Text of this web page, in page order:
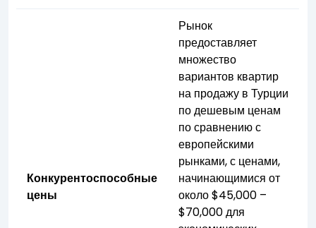
Конкурентоспособные
цены
Рынок
предоставляет
множество
вариантов квартир
на продажу в Турции
по дешевым ценам
по сравнению с
европейскими
рынками, с ценами,
начинающимися от
около $45,000 –
$70,000 для